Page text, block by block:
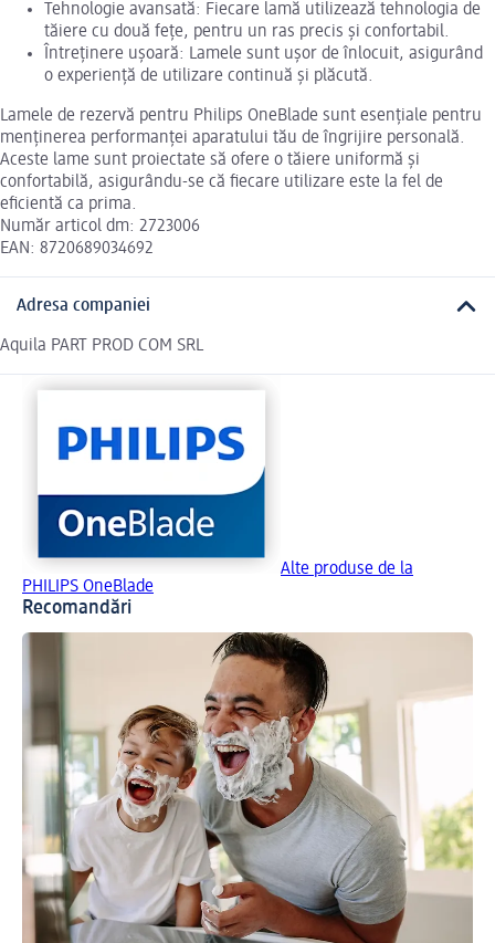
Tehnologie avansată: Fiecare lamă utilizează tehnologia de
tăiere cu două fețe, pentru un ras precis și confortabil.
Întreținere ușoară: Lamele sunt ușor de înlocuit, asigurând
o experiență de utilizare continuă și plăcută.
Lamele de rezervă pentru Philips OneBlade sunt esențiale pentru
menținerea performanței aparatului tău de îngrijire personală.
Aceste lame sunt proiectate să ofere o tăiere uniformă și
confortabilă, asigurându-se că fiecare utilizare este la fel de
eficientă ca prima.
Număr articol dm: 2723006
EAN: 8720689034692
Adresa companiei
Aquila PART PROD COM SRL
Alte produse de la
PHILIPS OneBlade
Recomandări